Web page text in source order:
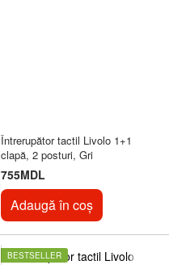
Întrerupător tactil Livolo 1+1
clapă, 2 posturi, Gri
755MDL
Adaugă în coș
BESTSELLER